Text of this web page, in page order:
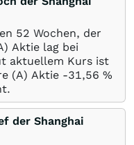
52 Wochen, der
Aktie lag bei
aktuellem Kurs ist
(A) Aktie -31,56 %
der Shanghai